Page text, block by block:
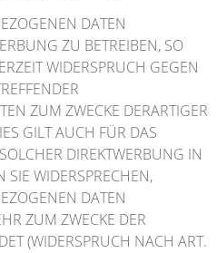
DATEN
ZU BETREIBEN, SO
WIDERSPRUCH GEGEN
ZUM ZWECKE DERARTIGER
GILT AUCH FÜR DAS
DIREKTWERBUNG IN
WIDERSPRECHEN,
DATEN
ZUM ZWECKE DER
(WIDERSPRUCH NACH ART.